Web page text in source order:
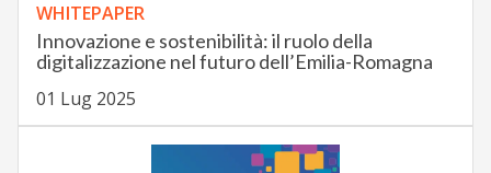
WHITEPAPER
Innovazione e sostenibilità: il ruolo della
digitalizzazione nel futuro dell’Emilia-Romagna
01 Lug 2025